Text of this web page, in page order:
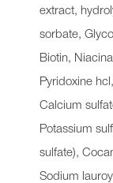
extract,
sorbate,
Biotin,
Pyridoxine
Calcium
Potassium
sulfate),
Sodium